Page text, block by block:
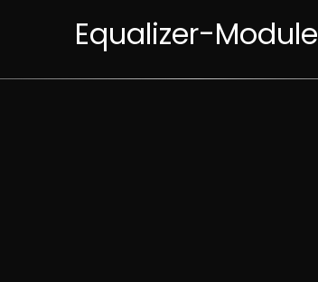
Equalizer-Module